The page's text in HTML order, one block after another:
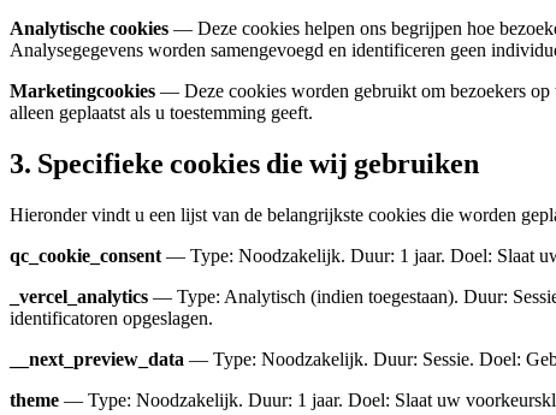
Analytische cookies — Deze cookies helpen ons begrijpen hoe
Analysegegevens worden samengevoegd en identificeren geen
Marketingcookies — Deze cookies worden gebruikt om bezoekers op
alleen geplaatst als u toestemming geeft.
3. Specifieke cookies die wij gebruiken
Hieronder vindt u een lijst van de belangrijkste cookies die worden
qc_cookie_consent — Type: Noodzakelijk. Duur: 1 jaar. Doel: Slaat
_vercel_analytics — Type: Analytisch (indien toegestaan). Duur:
identificatoren opgeslagen.
__next_preview_data — Type: Noodzakelijk. Duur: Sessie. Doel:
theme — Type: Noodzakelijk. Duur: 1 jaar. Doel: Slaat uw